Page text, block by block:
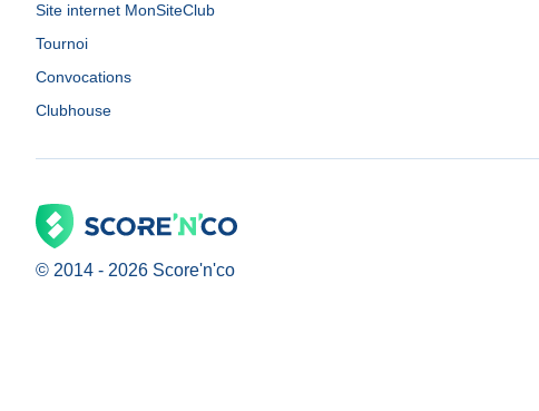
Site internet MonSiteClub
Tournoi
Convocations
Clubhouse
© 2014 - 2026 Score'n'co